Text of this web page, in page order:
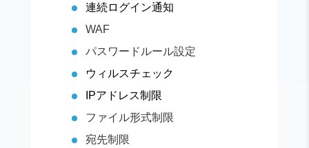
連続ログイン通知
WAF
パスワードルール設定
ウィルスチェック
IPアドレス制限
ファイル形式制限
宛先制限